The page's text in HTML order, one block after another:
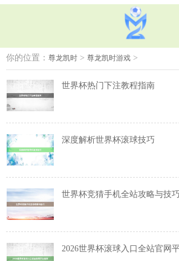
你的位置： 尊龙凯时 > 尊龙凯时游戏 >
世界杯热门下注教程指南
深度解析世界杯滚球技巧
世界杯竞猜手机全站攻略与技巧
2026世界杯滚球入口全站官网